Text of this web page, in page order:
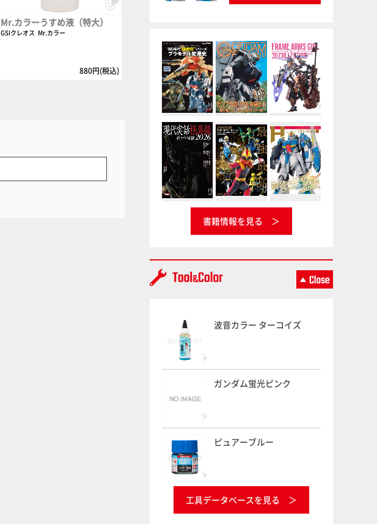
Mr.カラーうすめ液（特大）
GSIクレオス Mr.カラー
880円(税込)
書籍情報を見る
波音カラー ターコイズ
ガンダム蛍光ピンク
ピュアーブルー
工具データベースを見る